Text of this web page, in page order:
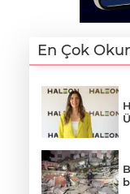
En Çok